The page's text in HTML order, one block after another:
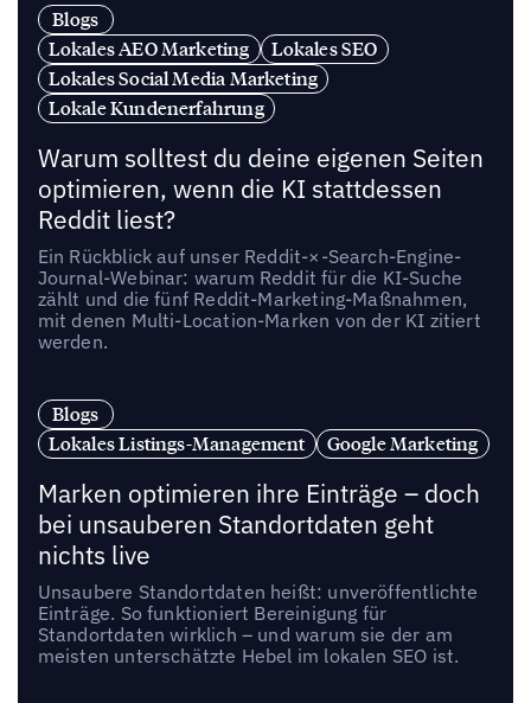
Blogs
Lokales AEO Marketing
Lokales SEO
Lokales Social Media Marketing
Lokale Kundenerfahrung
Warum solltest du deine eigenen Seiten
optimieren, wenn die KI stattdessen
Reddit liest?
Ein Rückblick auf unser Reddit-×-Search-Engine-
Journal-Webinar: warum Reddit für die KI-Suche
zählt und die fünf Reddit-Marketing-Maßnahmen,
mit denen Multi-Location-Marken von der KI zitiert
werden.
Blogs
Lokales Listings-Management
Google Marketing
Marken optimieren ihre Einträge – doch
bei unsauberen Standortdaten geht
nichts live
Unsaubere Standortdaten heißt: unveröffentlichte
Einträge. So funktioniert Bereinigung für
Standortdaten wirklich – und warum sie der am
meisten unterschätzte Hebel im lokalen SEO ist.